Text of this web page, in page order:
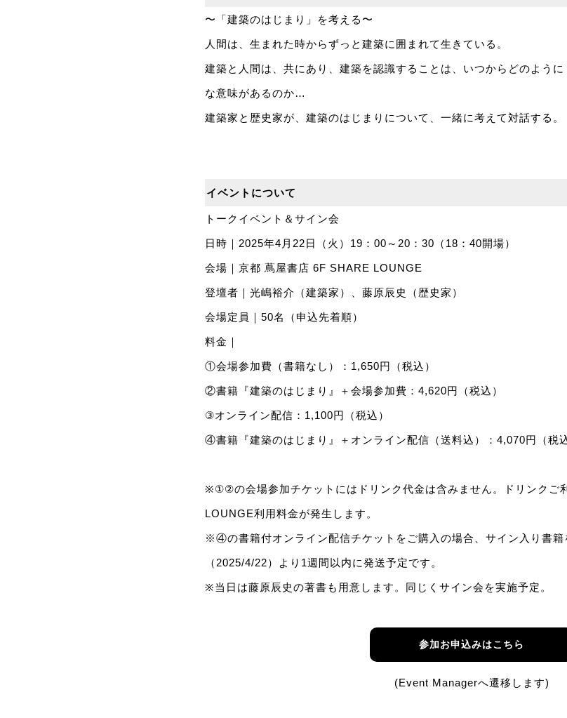
〜「建築のはじまり」を考える〜
人間は、生まれた時からずっと建築に囲まれて生きている。
建築と人間は、共にあり、建築を認識することは、いつからどのよう
な意味があるのか…
建築家と歴史家が、建築のはじまりについて、一緒に考えて対話する。
イベントについて
トークイベント＆サイン会
⽇時｜2025年4月22日（火）19：00～20：30（18：40開場）
会場｜京都 蔦屋書店 6F SHARE LOUNGE
登壇者｜光嶋裕介（建築家）、藤原辰史（歴史家）
会場定員｜50名（申込先着順）
料金｜
①会場参加費（書籍なし）：1,650円（税込）
②書籍『建築のはじまり』＋会場参加費：4,620円（税込）
③オンライン配信：1,100円（税込）
④書籍『建築のはじまり』＋オンライン配信（送料込）：4,070円（税込
※①②の会場参加チケットにはドリンク代金は含みません。ドリンクご
LOUNGE利用料金が発生します。
※④の書籍付オンライン配信チケットをご購入の場合、サイン入り書籍
（2025/4/22）より1週間以内に発送予定です。
※当日は藤原辰史の著書も用意します。同じくサイン会を実施予定。
参加お申込みはこちら
(Event Managerへ遷移します)